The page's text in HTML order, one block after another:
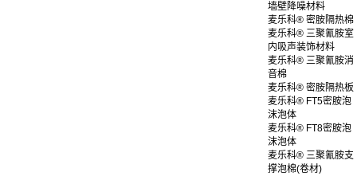
墙壁降噪材料
麦乐科® 密胺隔热棉
麦乐科® 三聚氰胺室
内吸声装饰材料
麦乐科® 三聚氰胺消
音棉
麦乐科® 密胺隔热板
麦乐科® FT5密胺泡
沫泡体
麦乐科® FT8密胺泡
沫泡体
麦乐科® 三聚氰胺支
撑泡棉(卷材)